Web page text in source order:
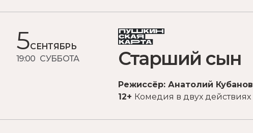
5 СЕНТЯБРЬ
19:00 СУББОТА
Старший сын
Режиссёр: Анатолий Кубанов
12+ Комедия в двух действиях